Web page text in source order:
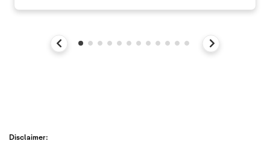
Disclaimer: